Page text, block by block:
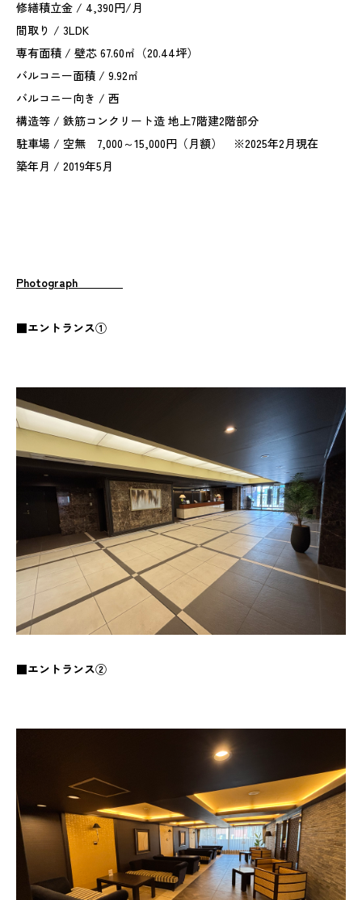
修繕積立金 / 4,390円/月
間取り / 3LDK
専有面積 / 壁芯 67.60㎡（20.44坪）
バルコニー面積 / 9.92㎡
バルコニー向き / 西
構造等 / 鉄筋コンクリート造 地上7階建2階部分
駐車場 / 空無 7,000～15,000円（月額） ※2025年2月現在
築年月 / 2019年5月
Photograph
■エントランス①
■エントランス②